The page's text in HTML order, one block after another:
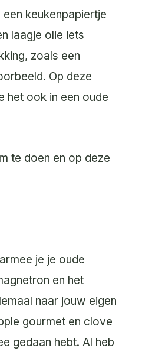
keukenpapiertje
laagje olie iets
zoals een
Op deze
het ook in een oude
te doen en op deze
je je oude
en het
naar jouw eigen
gourmet en clove
gedaan hebt. Al heb